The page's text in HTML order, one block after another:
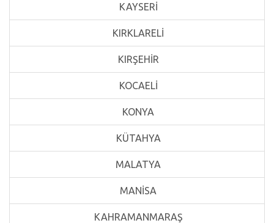
KAYSERİ
KIRKLARELİ
KIRŞEHİR
KOCAELİ
KONYA
KÜTAHYA
MALATYA
MANİSA
KAHRAMANMARAŞ